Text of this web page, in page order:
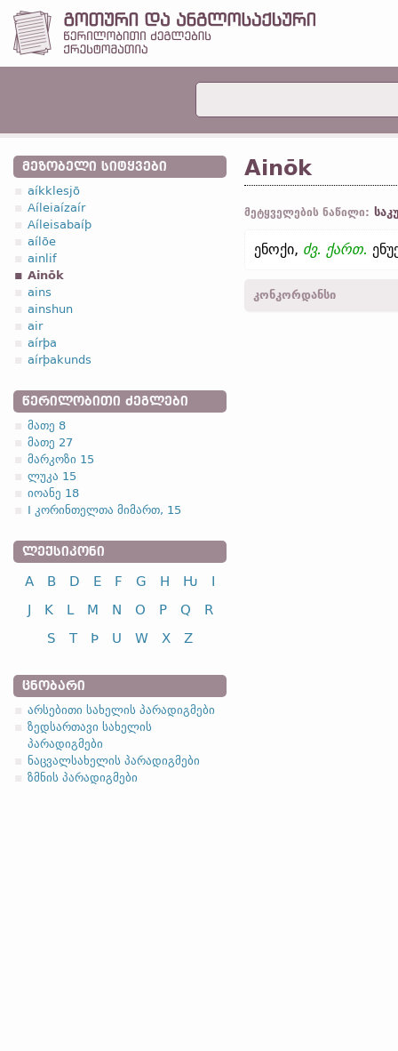
ᲛᲔᲖᲝᲑᲔᲚᲘ ᲡᲘᲢᲧᲕᲔᲑᲘ
aíkklesjō
Aíleiaízaír
Aíleisabaíþ
aílōe
ainlif
Ainōk
ains
ainshun
air
aírþa
aírþakunds
ᲬᲔᲠᲘᲚᲝᲑᲘᲗᲘ ᲫᲔᲒᲚᲔᲑᲘ
მათე 8
მათე 27
მარკოზი 15
ლუკა 15
იოანე 18
I კორინთელთა მიმართ, 15
ᲚᲔᲥᲡᲘᲙᲝᲜᲘ
A B D E F G H Ƕ
I
J
K L M N O P Q
R
S
T Þ U W X Z
ᲪᲜᲝᲑᲐᲠᲘ
არსებითი სახელის პარადიგმები
ზედსართავი სახელის
პარადიგმები
ნაცვალსახელის პარადიგმები
ზმნის პარადიგმები
Ainōk
მეტყველების ნაწილი:
ენოქი, ძვ. ქართ.
კონკორდანსი